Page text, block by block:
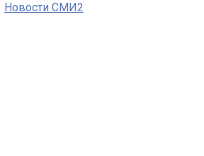
Новости СМИ2